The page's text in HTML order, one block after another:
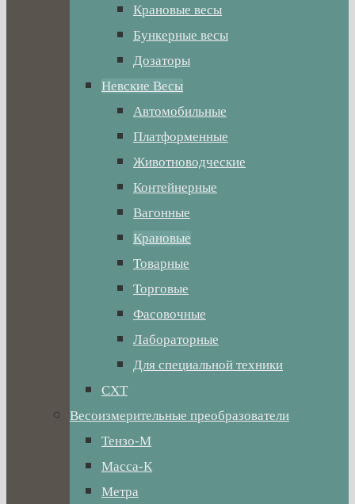
Крановые весы
Бункерные весы
Дозаторы
Невские Весы
Автомобильные
Платформенные
Животноводческие
Контейнерные
Вагонные
Крановые
Товарные
Торговые
Фасовочные
Лабораторные
Для специальной техники
СХТ
Весоизмерительные преобразователи
Тензо-М
Масса-К
Метра